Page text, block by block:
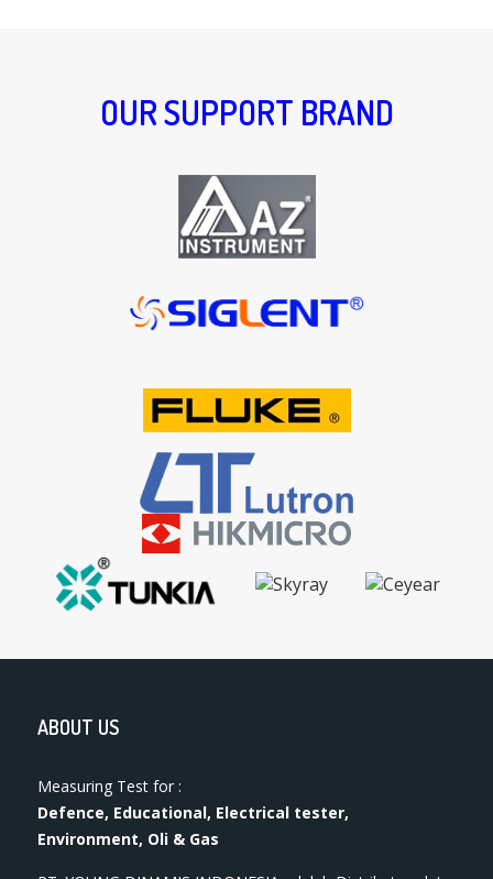
OUR SUPPORT BRAND
ABOUT US
Measuring Test for :
Defence, Educational, Electrical tester,
Environment, Oli & Gas